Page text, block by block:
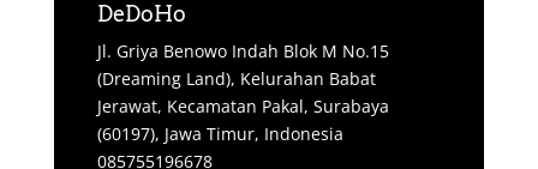
DeDoHo
Jl. Griya Benowo Indah Blok M No.15
(Dreaming Land), Kelurahan Babat
Jerawat, Kecamatan Pakal, Surabaya
(60197), Jawa Timur, Indonesia
085755196678